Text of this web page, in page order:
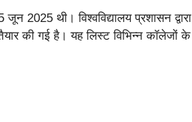
थी। विश्वविद्यालय प्रशासन द्वारा
की गई है। यह लिस्ट विभिन्न कॉलेजों के